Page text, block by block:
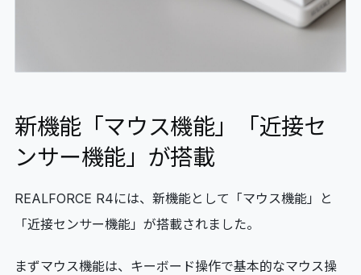
新機能「マウス機能」「近接セ
ンサー機能」が搭載
REALFORCE R4には、新機能として「マウス機能」と
「近接センサー機能」が搭載されました。
まずマウス機能は、キーボード操作で基本的なマウス操